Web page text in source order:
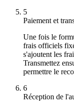
5
Paiement et
Une fois le
frais officiels
s'ajoutent les
Transmettez
permettre le
6
Réception de